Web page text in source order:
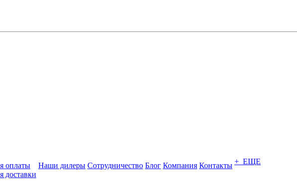
оплаты
доставки
Наши дилеры Сотрудничество Блог Компания Контакты + ЕЩЕ